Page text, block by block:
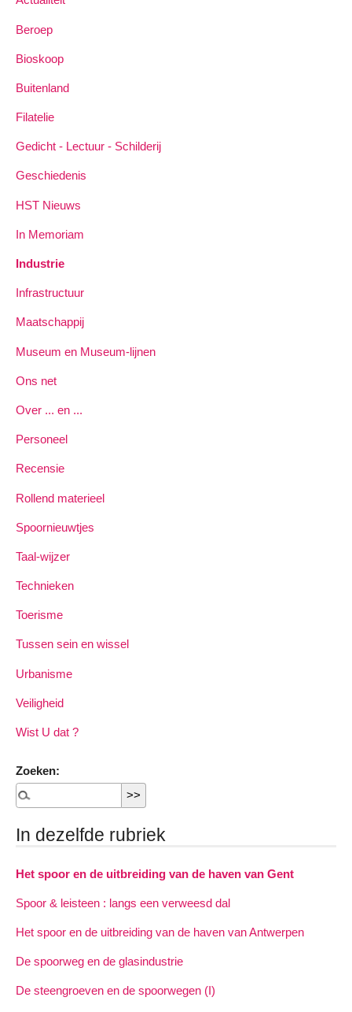
Beroep
Bioskoop
Buitenland
Filatelie
Gedicht - Lectuur - Schilderij
Geschiedenis
HST Nieuws
In Memoriam
Industrie
Infrastructuur
Maatschappij
Museum en Museum-lijnen
Ons net
Over ... en ...
Personeel
Recensie
Rollend materieel
Spoornieuwtjes
Taal-wijzer
Technieken
Toerisme
Tussen sein en wissel
Urbanisme
Veiligheid
Wist U dat ?
Zoeken:
In dezelfde rubriek
Het spoor en de uitbreiding van de haven van Gent
Spoor & leisteen : langs een verweesd dal
Het spoor en de uitbreiding van de haven van Antwerpen
De spoorweg en de glasindustrie
De steengroeven en de spoorwegen (I)